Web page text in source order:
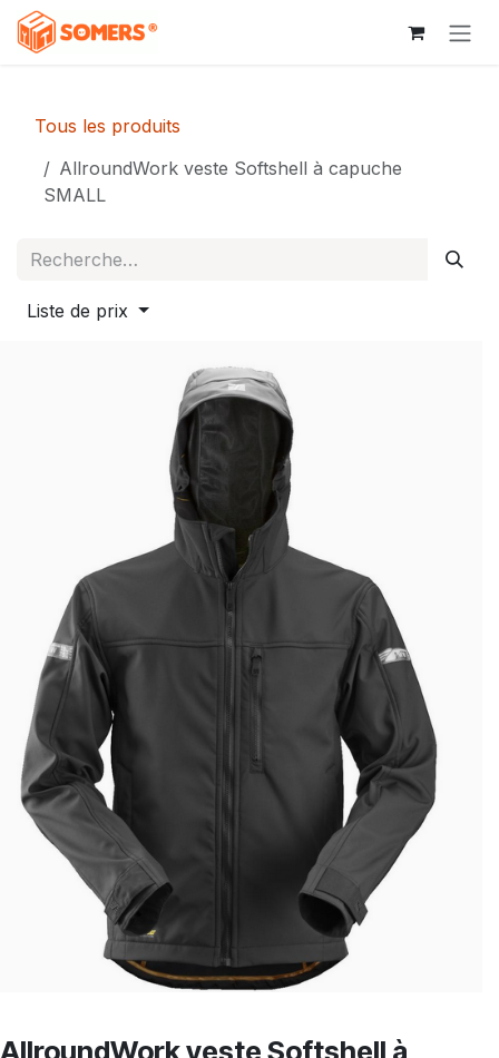
Se rendre au contenu
Tous les produits
AllroundWork veste Softshell à capuche
SMALL
Liste de prix
AllroundWork veste Softshell à